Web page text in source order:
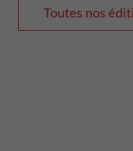
Toutes nos